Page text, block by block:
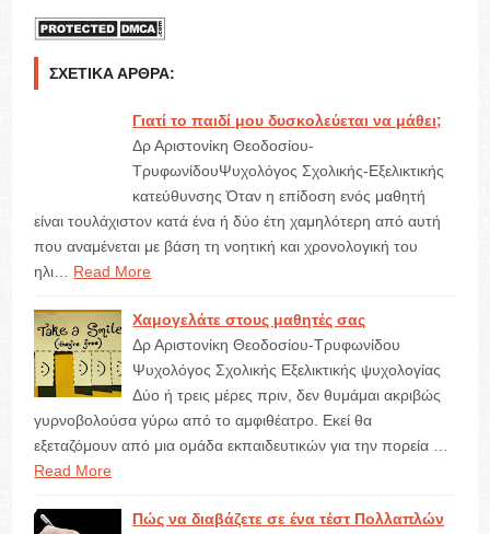
ΣΧΕΤΙΚΆ ΆΡΘΡΑ:
Γιατί το παιδί μου δυσκολεύεται να μάθει;
Δρ Αριστονίκη Θεοδοσίου-
ΤρυφωνίδουΨυχολόγος Σχολικής-Εξελικτικής
κατεύθυνσης Όταν η επίδοση ενός μαθητή
είναι τουλάχιστον κατά ένα ή δύο έτη χαμηλότερη από αυτή
που αναμένεται με βάση τη νοητική και χρονολογική του
ηλι…
Read More
Χαμογελάτε στους μαθητές σας
Δρ Αριστονίκη Θεοδοσίου-Τρυφωνίδου
Ψυχολόγος Σχολικής Εξελικτικής ψυχολογίας
Δύο ή τρεις μέρες πριν, δεν θυμάμαι ακριβώς
γυρνοβολούσα γύρω από το αμφιθέατρο. Εκεί θα
εξεταζόμουν από μια ομάδα εκπαιδευτικών για την πορεία …
Read More
Πώς να διαβάζετε σε ένα τέστ Πολλαπλών